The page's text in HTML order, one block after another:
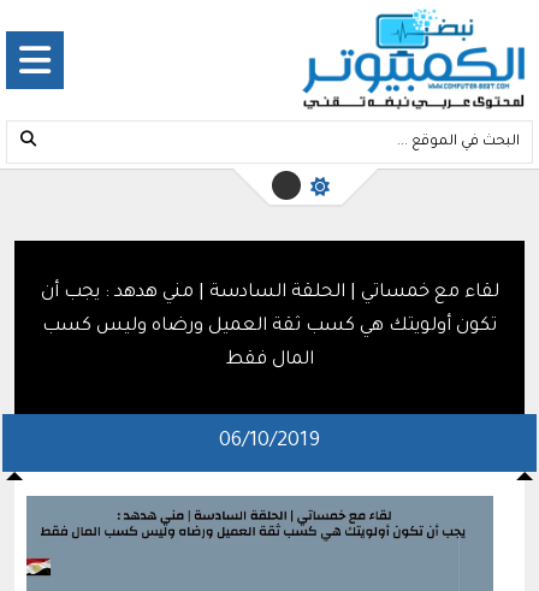
لقاء مع خمساتي | الحلقة السادسة | مني هدهد : يجب أن
تكون أولويتك هي كسب ثقة العميل ورضاه وليس كسب
المال فقط
06/10/2019